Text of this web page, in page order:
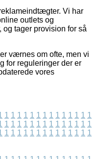
Vi har
outlets og
og tager provision for så
værnes om ofte, men vi
for reguleringer der er
vores
1 1 1 1 1 1 1 1 1 1 1 1 1 1
1 1 1 1 1 1 1 1 1 1 1 1 1 1
1 1 1 1 1 1 1 1 1 1 1 1 1 1